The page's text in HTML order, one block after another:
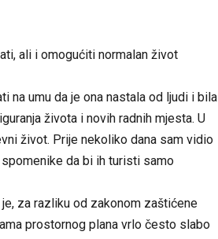
ali i omogućiti normalan život
na umu da je ona nastala od ljudi i bila
života i novih radnih mjesta. U
život. Prije nekoliko dana sam vidio
da bi ih turisti samo
za razliku od zakonom zaštićene
prostornog plana vrlo često slabo